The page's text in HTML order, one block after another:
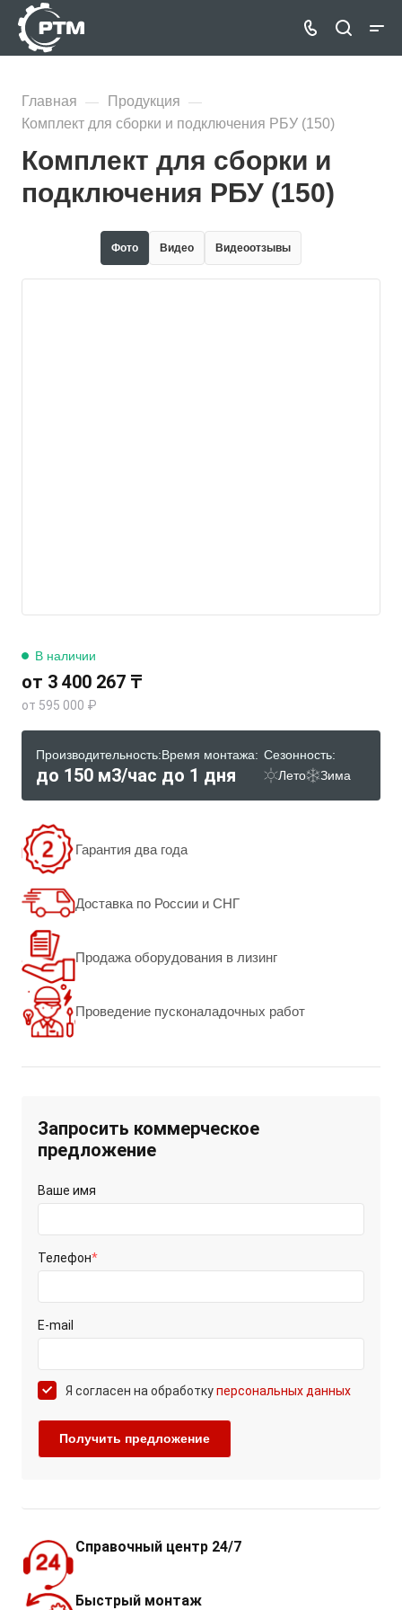
Главная — Продукция —
Комплект для сборки и подключения РБУ (150)
Комплект для сборки и
подключения РБУ (150)
Фото Видео Видеоотзывы
В наличии
от 3 400 267 ₸
от 595 000 ₽
Производительность:
до 150 м3/час
Время монтажа:
до 1 дня
Сезонность:
Лето
Зима
Гарантия два года
Доставка по России и СНГ
Продажа оборудования в лизинг
Проведение пусконаладочных работ
Запросить коммерческое
предложение
Ваше имя
Телефон*
E-mail
Я согласен на обработкуперсональных данных
Справочный центр 24/7
Быстрый монтаж